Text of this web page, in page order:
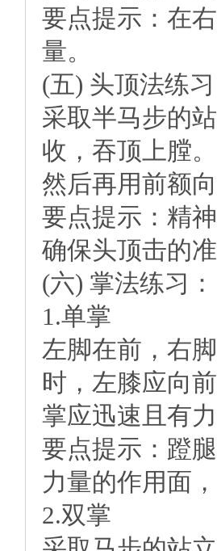
要点提示：在
量。
(五)头顶法练
采取半马步的
收，吞顶上膛
然后再用前额
要点提示：精
确保头顶击的
(六)掌法练习：
1.单掌
左脚在前，右
时，左膝应向
掌应迅速且有
要点提示：蹬
力量的作用面
2.双掌